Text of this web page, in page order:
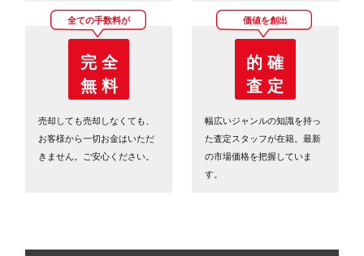
全ての手数料が
完 全
無 料
売却しても売却しなくても、
お客様から一切お金はいただ
きません。ご安心ください。
価値を創出
的 確
査 定
幅広いジャンルの知識を持っ
た査定スタッフが在籍。最新
の市場価格を把握していま
す。